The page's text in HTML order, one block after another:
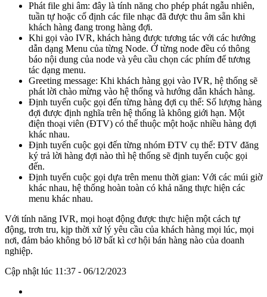
Phát file ghi âm: đây là tính năng cho phép phát ngẫu nhiên,
tuần tự hoặc cố định các file nhạc đã được thu âm sẵn khi
khách hàng đang trong hàng đợi.
Khi gọi vào IVR, khách hàng được tương tác với các hướng
dẫn dạng Menu của từng Node. Ở từng node đều có thông
báo nội dung của node và yêu cầu chọn các phím để tương
tác dạng menu.
Greeting message: Khi khách hàng gọi vào IVR, hệ thống sẽ
phát lời chào mừng vào hệ thống và hướng dẫn khách hàng.
Định tuyến cuộc gọi đến từng hàng đợi cụ thể: Số lượng hàng
đợi được định nghĩa trên hệ thống là không giới hạn. Một
điện thoại viên (ĐTV) có thể thuộc một hoặc nhiều hàng đợi
khác nhau.
Định tuyến cuộc gọi đến từng nhóm ĐTV cụ thể: ĐTV đăng
ký trả lời hàng đợi nào thì hệ thống sẽ định tuyến cuộc gọi
đến.
Định tuyến cuộc gọi dựa trên menu thời gian: Với các múi giờ
khác nhau, hệ thống hoàn toàn có khả năng thực hiện các
menu khác nhau.
Với tính năng IVR, mọi hoạt động được thực hiện một cách tự
động, trơn tru, kịp thời xử lý yêu cầu của khách hàng mọi lúc, mọi
nơi, đảm bảo không bỏ lỡ bất kì cơ hội bán hàng nào của doanh
nghiệp.
Cập nhật lúc 11:37 - 06/12/2023